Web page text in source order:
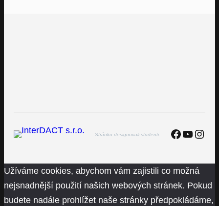
Stránku designovali studenti.
Užíváme cookies, abychom vám zajistili co možná
nejsnadnější použití našich webových stránek. Pokud
budete nadále prohlížet naše stránky předpokládáme,